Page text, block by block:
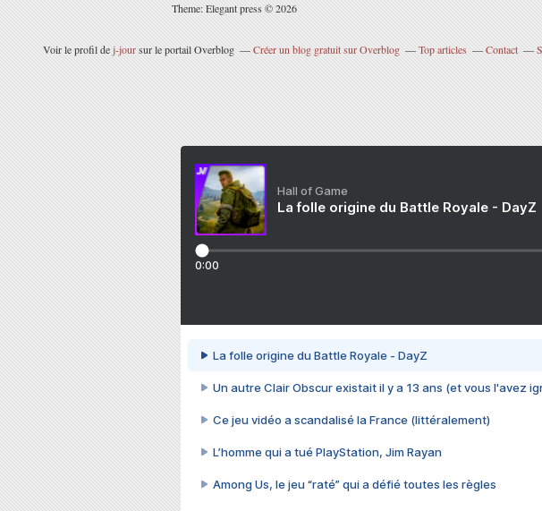
Theme: Elegant press © 2026
Voir le profil dej-joursur le portail Overblog Créer un blog gratuit sur Overblog Top articles Contact
Hall of Game
La folle origine du Battle Royale - DayZ
0:00
La folle origine du Battle Royale - DayZ
Un autre Clair Obscur existait il y a 13 ans (et vous l'avez
Ce jeu vidéo a scandalisé la France (littéralement)
L’homme qui a tué PlayStation, Jim Rayan
Among Us, le jeu “raté” qui a défié toutes les règles